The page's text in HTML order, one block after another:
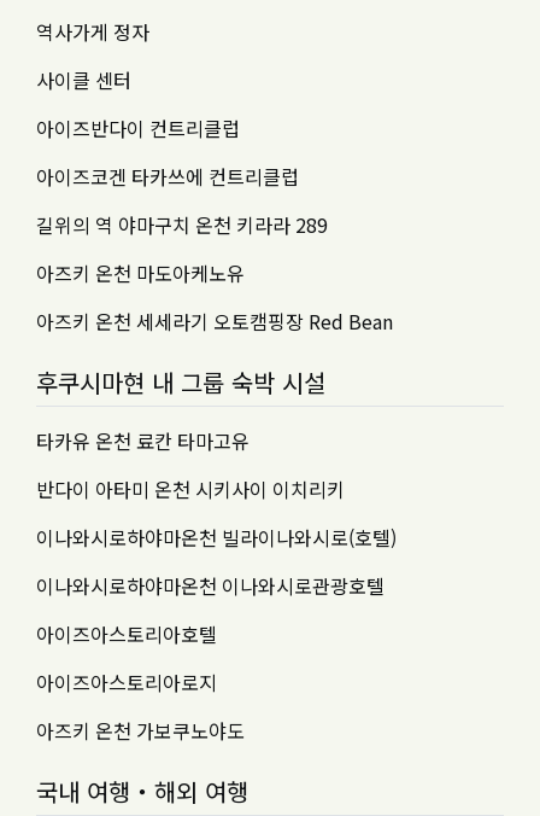
역사가게 정자
사이클 센터
아이즈반다이 컨트리클럽
아이즈코겐 타카쓰에 컨트리클럽
길위의 역 야마구치 온천 키라라 289
아즈키 온천 마도아케노유
아즈키 온천 세세라기 오토캠핑장 Red Bean
후쿠시마현 내 그룹 숙박 시설
타카유 온천 료칸 타마고유
반다이 아타미 온천 시키사이 이치리키
이나와시로하야마온천 빌라이나와시로(호텔)
이나와시로하야마온천 이나와시로관광호텔
아이즈아스토리아호텔
아이즈아스토리아로지
아즈키 온천 가보쿠노야도
국내 여행・해외 여행